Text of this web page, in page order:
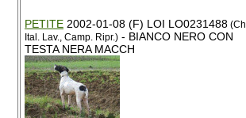
PETITE 2002-01-08 (F) LOI LO0231488 (Ch.
Ital. Lav., Camp. Ripr.) - BIANCO NERO CON
TESTA NERA MACCH